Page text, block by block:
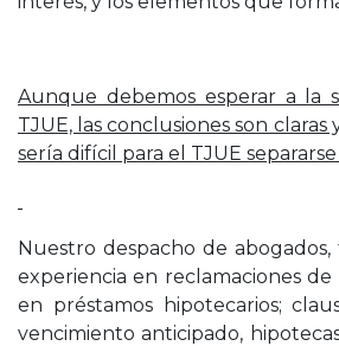
Aunque debemos esperar a la
TJUE, las conclusiones son
sería difícil para el TJUE
Nuestro despacho de
experiencia en reclamaciones de
en préstamos hipotecarios;
vencimiento anticipado,